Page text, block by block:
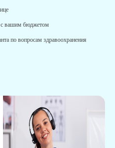
с вашим бюджетом
по вопросам здравоохранения